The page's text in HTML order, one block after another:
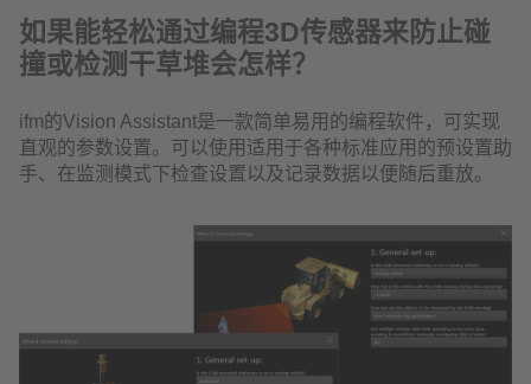
如果能轻松通过编程3D传感器来防止碰
撞或检测干草堆会怎样？
ifm的Vision Assistant是一款简单易用的编程软件，可实现
直观的参数设置。可以使用适用于各种标准应用的预设置助
手、在监测模式下检查设置以及记录数据以便随后重放。